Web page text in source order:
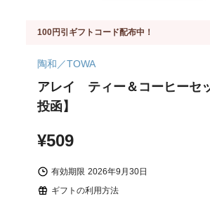
100円引ギフトコード配布中！
陶和／TOWA
アレイ ティー＆コーヒーセ
投函】
¥509
有効期限 2026年9月30日
ギフトの利用方法